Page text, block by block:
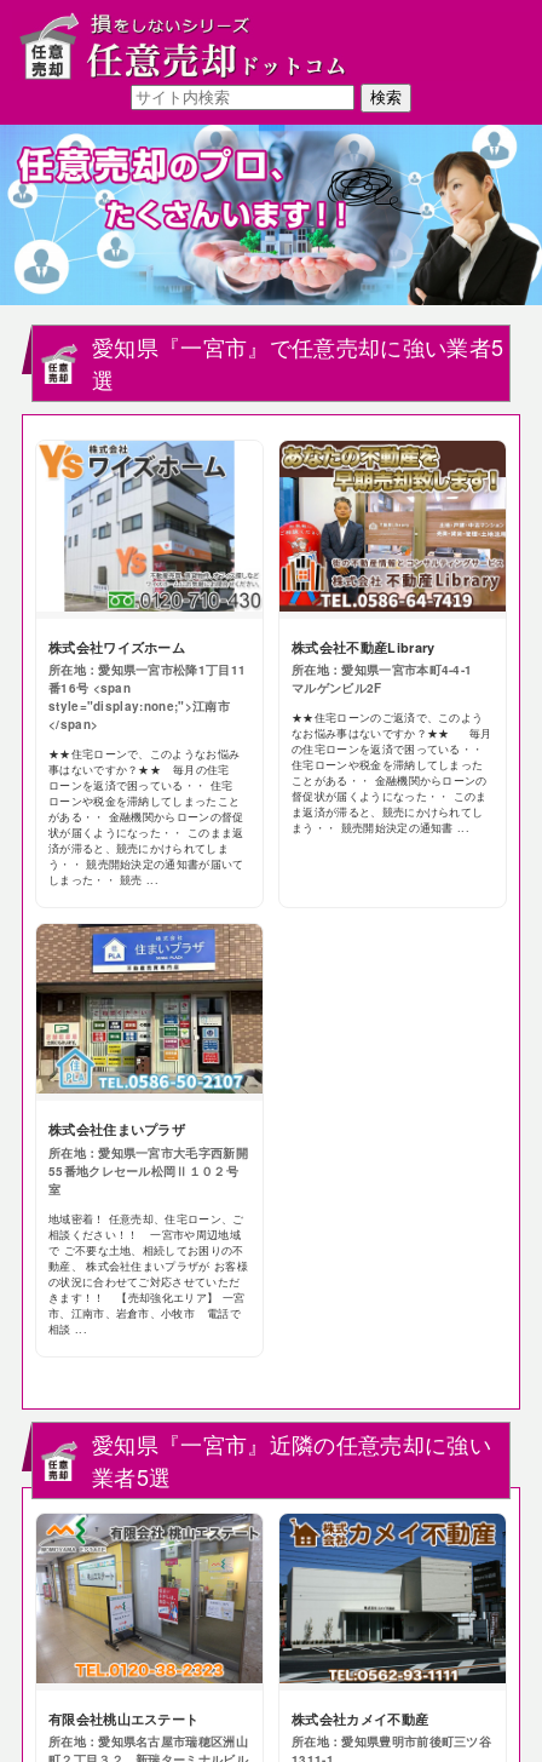
愛知県『一宮市』で任意売却に強い業者5
選
株式会社ワイズホーム
所在地：愛知県一宮市松降1丁目11
番16号 <span
style="display:none;">江南市
</span>
★★住宅ローンで、このようなお悩み
事はないですか？★★ 毎月の住宅
ローンを返済で困っている・・ 住宅
ローンや税金を滞納してしまったこと
がある・・ 金融機関からローンの督促
状が届くようになった・・ このまま返
済が滞ると、競売にかけられてしま
う・・ 競売開始決定の通知書が届いて
しまった・・ 競売 ...
株式会社不動産Library
所在地：愛知県一宮市本町4-4-1
マルゲンビル2F
★★住宅ローンのご返済で、このよう
なお悩み事はないですか？★★ 毎月
の住宅ローンを返済で困っている・・
住宅ローンや税金を滞納してしまった
ことがある・・ 金融機関からローンの
督促状が届くようになった・・ このま
ま返済が滞ると、競売にかけられてし
まう・・ 競売開始決定の通知書 ...
株式会社住まいプラザ
所在地：愛知県一宮市大毛字西新開
55番地クレセール松岡Ⅱ１０２号
室
地域密着！ 任意売却、住宅ローン、ご
相談ください！！ 一宮市や周辺地域
で ご不要な土地、相続してお困りの不
動産、 株式会社住まいプラザが お客様
の状況に合わせてご対応させていただ
きます！！ 【売却強化エリア】 一宮
市、江南市、岩倉市、小牧市 電話で
相談 ...
愛知県『一宮市』近隣の任意売却に強い
業者5選
有限会社桃山エステート
所在地：愛知県名古屋市瑞穂区洲山
株式会社カメイ不動産
所在地：愛知県豊明市前後町三ツ谷